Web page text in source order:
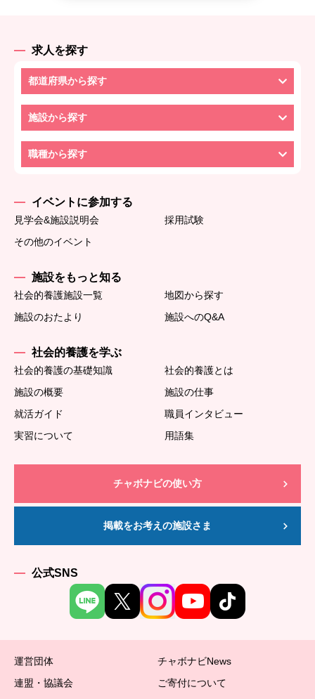
求人を探す
都道府県から探す
施設から探す
職種から探す
イベントに参加する
見学会&施設説明会
採用試験
その他のイベント
施設をもっと知る
社会的養護施設一覧
地図から探す
施設のおたより
施設へのQ&A
社会的養護を学ぶ
社会的養護の基礎知識
社会的養護とは
施設の概要
施設の仕事
就活ガイド
職員インタビュー
実習について
用語集
チャボナビの使い方
掲載をお考えの施設さま
公式SNS
運営団体
チャボナビNews
連盟・協議会
ご寄付について